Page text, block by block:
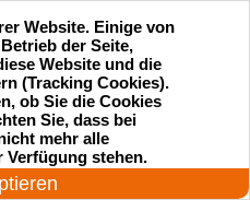
Einsatzgebiete
Website. Einige von
der Seite,
Website und die
(Tracking Cookies).
ob Sie die Cookies
Sie, dass bei
mehr alle
Verfügung stehen.